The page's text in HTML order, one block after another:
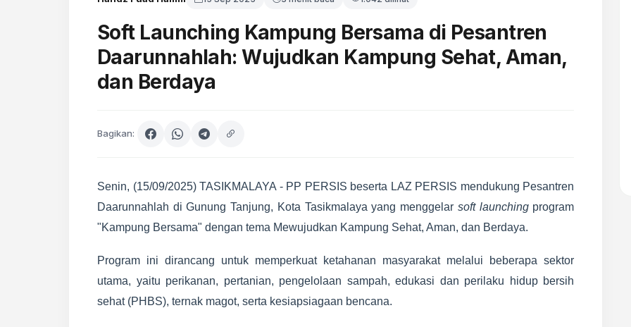
Soft Launching Kampung Bersama di Pesantren
Daarunnahlah: Wujudkan Kampung Sehat, ‎Aman,
dan Berdaya
Bagikan:
Senin, (15/09/2025) TASIKMALAYA - PP PERSIS beserta LAZ PERSIS mendukung Pesantren
Daarunnahlah di Gunung Tanjung, Kota Tasikmalaya yang menggelar soft launchingprogram
"Kampung Bersama" dengan tema Mewujudkan Kampung Sehat, Aman, dan Berdaya.
Program ini dirancang untuk memperkuat ketahanan masyarakat melalui beberapa sektor
utama, yaitu perikanan, pertanian, pengelolaan sampah, edukasi dan perilaku hidup bersih
sehat (PHBS), ternak magot, serta kesiapsiagaan bencana.